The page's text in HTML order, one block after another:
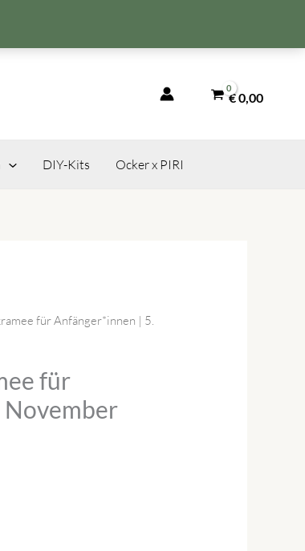
€0,00
DIY-Kits Ocker x PIRI
für Anfänger*innen | 5.
für
November